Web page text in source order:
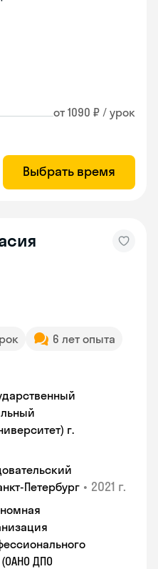
от 1090 ₽ / урок
Выбрать время
6 лет опыта
г.
Петербург • 2021 г.
ДПО